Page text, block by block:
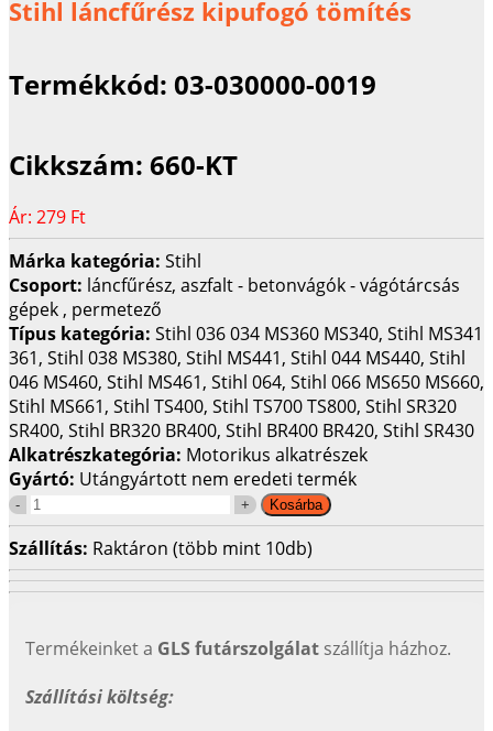
Stihl láncfűrész kipufogó tömítés
Termékkód: 03-030000-0019
Cikkszám: 660-KT
Ár: 279 Ft
Márka kategória: Stihl
Csoport: láncfűrész, aszfalt - betonvágók - vágótárcsás
gépek , permetező
Típus kategória: Stihl 036 034 MS360 MS340, Stihl MS341
361, Stihl 038 MS380, Stihl MS441, Stihl 044 MS440, Stihl
046 MS460, Stihl MS461, Stihl 064, Stihl 066 MS650 MS660,
Stihl MS661, Stihl TS400, Stihl TS700 TS800, Stihl SR320
SR400, Stihl BR320 BR400, Stihl BR400 BR420, Stihl SR430
Alkatrészkategória: Motorikus alkatrészek
Gyártó: Utángyártott nem eredeti termék
Szállítás: Raktáron (több mint 10db)
Termékeinket a GLS futárszolgálat szállítja házhoz.
Szállítási költség: